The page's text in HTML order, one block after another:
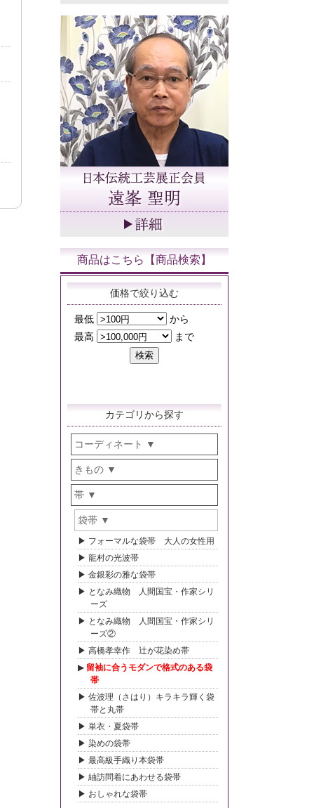
商品はこちら【商品検索】
価格で絞り込む
カテゴリから探す
コーディネート
きもの
帯
袋帯
フォーマルな袋帯 大人の女性用
龍村の光波帯
金銀彩の雅な袋帯
となみ織物 人間国宝・作家シリ
ーズ
となみ織物 人間国宝・作家シリ
ーズ②
高橋孝幸作 辻が花染め帯
留袖に合うモダンで格式のある袋
帯
佐波理（さはり）キラキラ輝く袋
帯と丸帯
単衣・夏袋帯
染めの袋帯
最高級手織り本袋帯
紬訪問着にあわせる袋帯
おしゃれな袋帯